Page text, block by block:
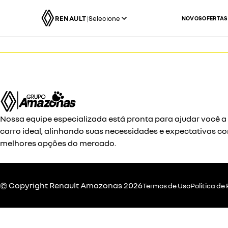
RENAULT|Selecione NOVOS
Nossa equipe especializada está pronta para ajudar você
carro ideal, alinhando suas necessidades e expectativas
melhores opções do mercado.
© Copyright RenaultAmazonas 2026Termos de UsoPolitica de